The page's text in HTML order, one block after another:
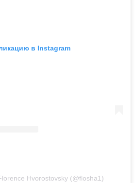
в Instagram
Hvorostovsky (@flosha1)